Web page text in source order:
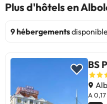
Plus d'hôtels en
9 hébergements
BS
A